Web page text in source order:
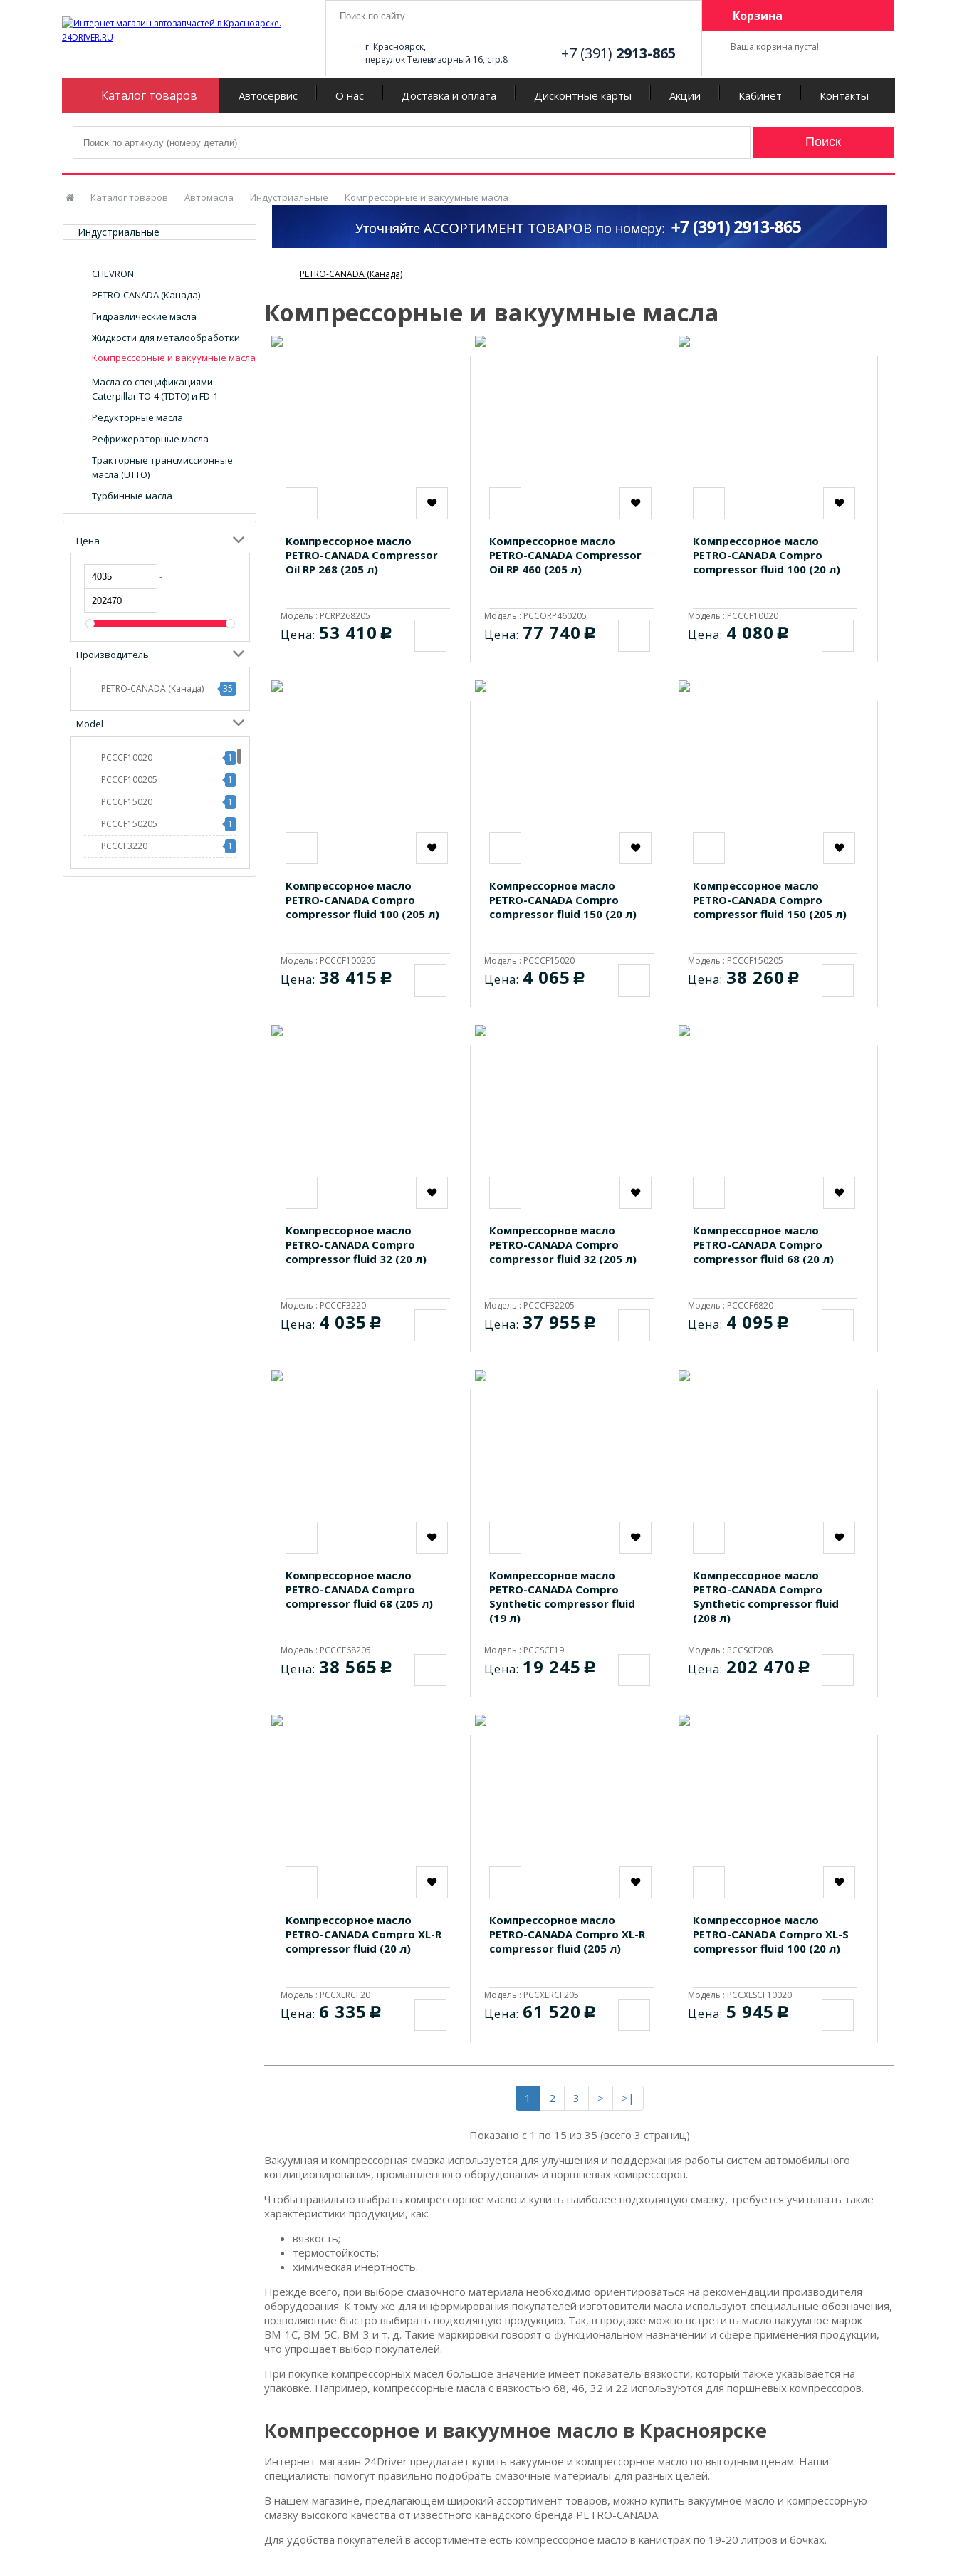
г. Красноярск,
переулок Телевизорный 16, стр.8
+7 (391) 2913-865
Корзина
Ваша корзина пуста!
Каталог товаров Автосервис О нас Доставка и оплата Дисконтные карты Акции Кабинет Контакты
Каталог товаров Автомасла Индустриальные Компрессорные и вакуумные масла
Индустриальные
CHEVRON
PETRO-CANADA (Канада)
Гидравлические масла
Жидкости для металообработки
Компрессорные и вакуумные масла
Масла со спецификациями
Caterpillar TO-4 (TDTO) и FD-1
Редукторные масла
Рефрижераторные масла
Тракторные трансмиссионные
масла (UTTO)
Турбинные масла
Цена
-
Производитель
PETRO-CANADA (Канада) 35
Model
PCCCF10020
1
PCCCF100205
1
PCCCF15020
1
PCCCF150205
1
PCCCF3220
1
PCCCF32205
1
PETRO-CANADA (Канада)
Компрессорные и вакуумные масла
Компрессорное масло
PETRO-CANADA Compressor
Oil RP 268 (205 л)
Цена: 53 410 c
Модель : PCRP268205
Компрессорное масло
PETRO-CANADA Compressor
Oil RP 460 (205 л)
Цена: 77 740 c
Модель : PCCORP460205
Компрессорное масло
PETRO-CANADA Compro
compressor fluid 100 (20 л)
Цена: 4 080 c
Модель : PCCCF10020
Компрессорное масло
PETRO-CANADA Compro
compressor fluid 100 (205 л)
Цена: 38 415 c
Модель : PCCCF100205
Компрессорное масло
PETRO-CANADA Compro
compressor fluid 150 (20 л)
Цена: 4 065 c
Модель : PCCCF15020
Компрессорное масло
PETRO-CANADA Compro
compressor fluid 150 (205 л)
Цена: 38 260 c
Модель : PCCCF150205
Компрессорное масло
PETRO-CANADA Compro
compressor fluid 32 (20 л)
Цена: 4 035 c
Модель : PCCCF3220
Компрессорное масло
PETRO-CANADA Compro
compressor fluid 32 (205 л)
Цена: 37 955 c
Модель : PCCCF32205
Компрессорное масло
PETRO-CANADA Compro
compressor fluid 68 (20 л)
Цена: 4 095 c
Модель : PCCCF6820
Компрессорное масло
PETRO-CANADA Compro
compressor fluid 68 (205 л)
Цена: 38 565 c
Модель : PCCCF68205
Компрессорное масло
PETRO-CANADA Compro
Synthetic compressor fluid
(19 л)
Цена: 19 245 c
Модель : PCCSCF19
Компрессорное масло
PETRO-CANADA Compro
Synthetic compressor fluid
(208 л)
Цена: 202 470 c
Модель : PCCSCF208
Компрессорное масло
PETRO-CANADA Compro XL-R
compressor fluid (20 л)
Цена: 6 335 c
Модель : PCCXLRCF20
Компрессорное масло
PETRO-CANADA Compro XL-R
compressor fluid (205 л)
Цена: 61 520 c
Модель : PCCXLRCF205
Компрессорное масло
PETRO-CANADA Compro XL-S
compressor fluid 100 (20 л)
Цена: 5 945 c
Модель : PCCXLSCF10020
1 2 3 > >|
Показано с 1 по 15 из 35 (всего 3 страниц)
Вакуумная и компрессорная смазка используется для улучшения и поддержания работы систем автомобильного
кондиционирования, промышленного оборудования и поршневых компрессоров.
Чтобы правильно выбрать компрессорное масло и купить наиболее подходящую смазку, требуется учитывать такие
характеристики продукции, как:
вязкость;
термостойкость;
химическая инертность.
Прежде всего, при выборе смазочного материала необходимо ориентироваться на рекомендации производителя
оборудования. К тому же для информирования покупателей изготовители масла используют специальные обозначения,
позволяющие быстро выбирать подходящую продукцию. Так, в продаже можно встретить масло вакуумное марок
ВМ-1С, ВМ-5С, ВМ-3 и т. д. Такие маркировки говорят о функциональном назначении и сфере применения продукции,
что упрощает выбор покупателей.
При покупке компрессорных масел большое значение имеет показатель вязкости, который также указывается на
упаковке. Например, компрессорные масла с вязкостью 68, 46, 32 и 22 используются для поршневых компрессоров.
Компрессорное и вакуумное масло в Красноярске
Интернет-магазин 24Driver предлагает купить вакуумное и компрессорное масло по выгодным ценам. Наши
специалисты помогут правильно подобрать смазочные материалы для разных целей.
В нашем магазине, предлагающем широкий ассортимент товаров, можно купить вакуумное масло и компрессорную
смазку высокого качества от известного канадского бренда PETRO-CANADA.
Для удобства покупателей в ассортименте есть компрессорное масло в канистрах по 19-20 литров и бочках.